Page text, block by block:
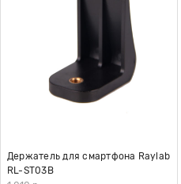
Держатель для смартфона Raylab
RL-ST03B